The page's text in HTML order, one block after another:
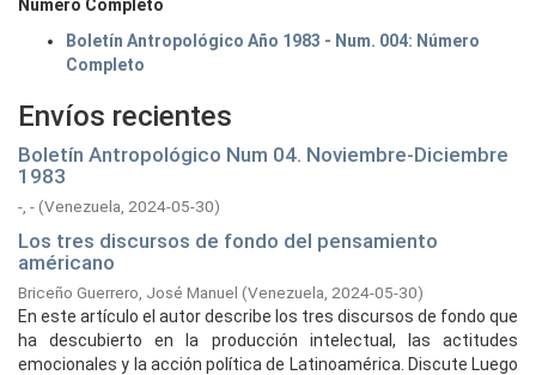
Número Completo
Boletín Antropológico Año 1983 - Num. 004: Número
Completo
Envíos recientes
Boletín Antropológico Num 04. Noviembre-Diciembre
1983
-, -(Venezuela, 2024-05-30)
Los tres discursos de fondo del pensamiento
américano
Briceño Guerrero, José Manuel (Venezuela, 2024-05-30)
En este artículo el autor describe los tres dis­cursos de fondo que
ha descubierto en la producción intelectual, las actitudes
emocionales y la acción política de Latinoamérica. Discute Luego